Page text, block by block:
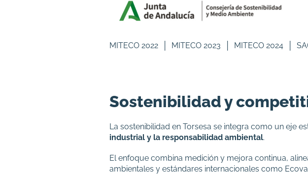
MITECO 2022 MITECO 2023 MITECO 2024
Sostenibilidad y
La sostenibilidad en Torsesa se integra como un eje
industrial y la responsabilidad ambiental.
El enfoque combina medición y mejora continua,
ambientales y estándares internacionales como